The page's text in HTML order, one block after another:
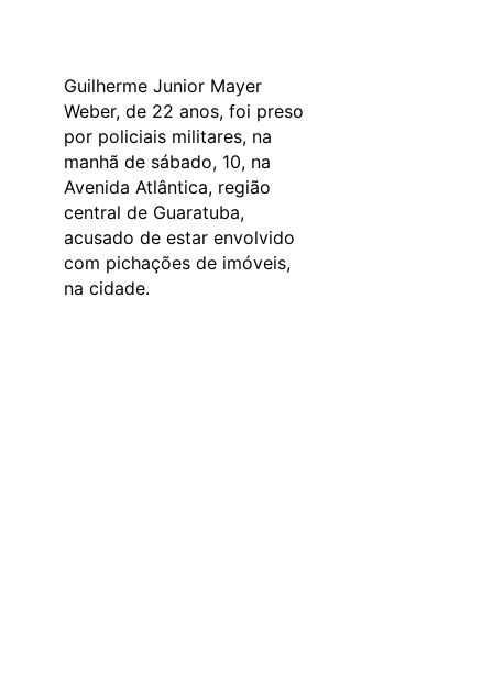
Guilherme Junior Mayer
Weber, de 22 anos, foi preso
por policiais militares, na
manhã de sábado, 10, na
Avenida Atlântica, região
central de Guaratuba,
acusado de estar envolvido
com pichações de imóveis,
na cidade.